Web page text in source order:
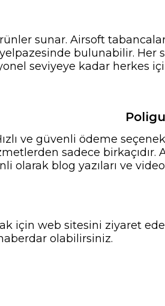
sunar. Airsoft
bulunabilir. Her
seviyeye kadar herkes
ve güvenli ödeme
sadece birkaçıdır.
olarak blog yazıları ve
için web sitesini ziyaret
olabilirsiniz.